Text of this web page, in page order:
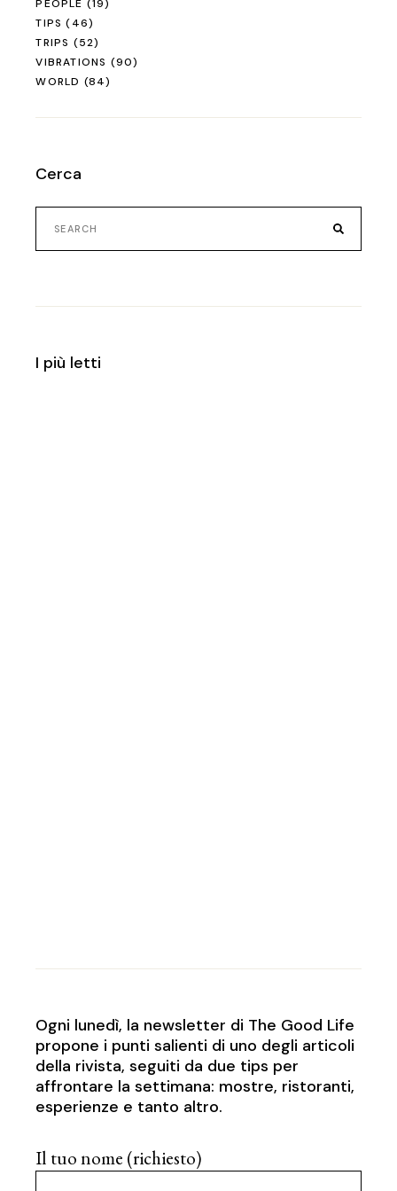
PEOPLE (19)
TIPS (46)
TRIPS (52)
VIBRATIONS (90)
WORLD (84)
Cerca
Search
for:
I più letti
Ogni lunedì, la newsletter di The Good Life
propone i punti salienti di uno degli articoli
della rivista, seguiti da due tips per
affrontare la settimana: mostre, ristoranti,
esperienze e tanto altro.
Il tuo nome (richiesto)